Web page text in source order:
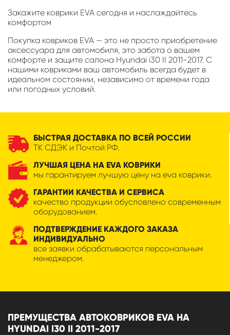
Закажите коврики EVA сегодня и наслаждайтесь
комфортом
Покупка ковриков EVA — это не просто приобретение
аксессуара для автомобиля, это забота о вашем
комфорте и защите салона Hyundai i30 II 2011-2017. С
нашими ковриками ваш автомобиль всегда будет в
идеальном состоянии, независимо от времени года
или погодных условий.
БЫСТРАЯ ДОСТАВКА ПО ВСЕЙ РОССИИ
ТК СДЭК и Почтой РФ.
ЛУЧШАЯ ЦЕНА НА EVA КОВРИКИ
мы гарантируем лучшую цену на eva коврики.
ГАРАНТИИ КАЧЕСТВА И СЕРВИСА
качество продукции обусловлено современным
оборудованием.
ПОДТВЕРЖДЕНИЕ КАЖДОГО ЗАКАЗА
ИНДИВИДУАЛЬНО
все заявки обрабатываются персональным
менеджером.
ПРЕМУЩЕСТВА АВТОКОВРИКОВ EVA НА
HYUNDAI I30 II 2011-2017